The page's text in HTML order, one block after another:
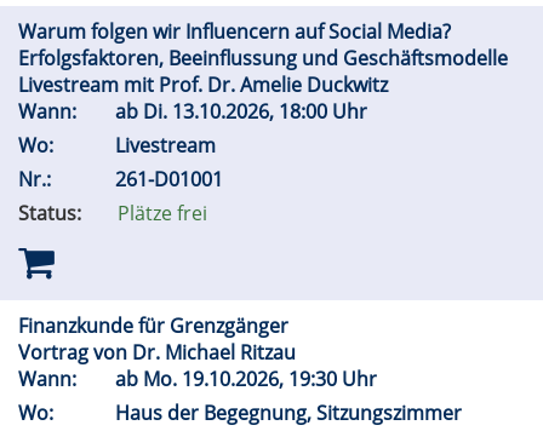
Warum folgen wir Influencern auf Social Media?
Erfolgsfaktoren, Beeinflussung und Geschäftsmodelle
Livestream mit Prof. Dr. Amelie Duckwitz
Wann:
ab Di. 13.10.2026, 18:00 Uhr
Wo:
Livestream
Nr.:
261-D01001
Status:
Plätze frei
Finanzkunde für Grenzgänger
Vortrag von Dr. Michael Ritzau
Wann:
ab Mo. 19.10.2026, 19:30 Uhr
Wo:
Haus der Begegnung, Sitzungszimmer